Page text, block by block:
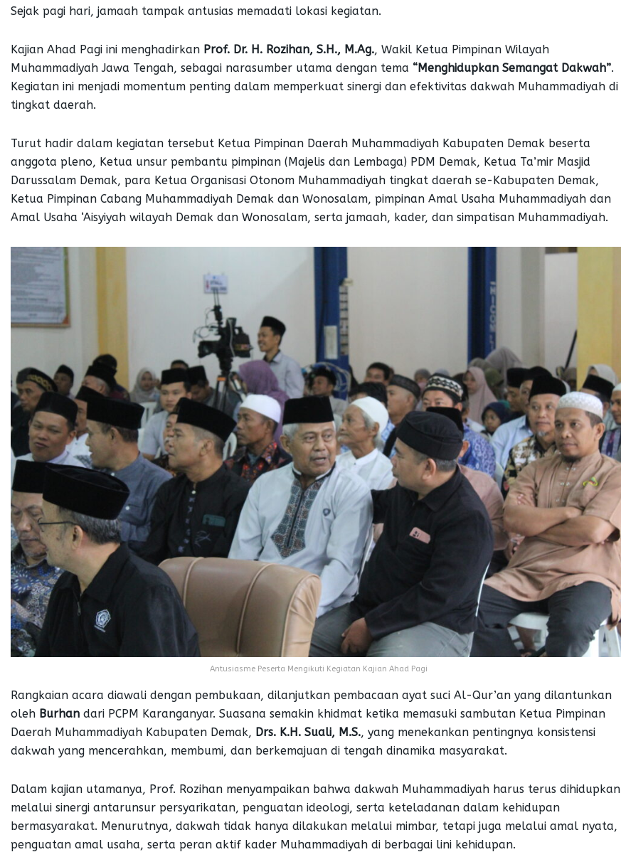
Sejak pagi hari, jamaah tampak antusias memadati lokasi kegiatan.
Kajian Ahad Pagi ini menghadirkan Prof. Dr. H. Rozihan, S.H., M.Ag., Wakil Ketua Pimpinan Wilayah
Muhammadiyah Jawa Tengah, sebagai narasumber utama dengan tema “Menghidupkan Semangat Dakwah”.
Kegiatan ini menjadi momentum penting dalam memperkuat sinergi dan efektivitas dakwah Muhammadiyah di
tingkat daerah.
Turut hadir dalam kegiatan tersebut Ketua Pimpinan Daerah Muhammadiyah Kabupaten Demak beserta
anggota pleno, Ketua unsur pembantu pimpinan (Majelis dan Lembaga) PDM Demak, Ketua Ta’mir Masjid
Darussalam Demak, para Ketua Organisasi Otonom Muhammadiyah tingkat daerah se-Kabupaten Demak,
Ketua Pimpinan Cabang Muhammadiyah Demak dan Wonosalam, pimpinan Amal Usaha Muhammadiyah dan
Amal Usaha ‘Aisyiyah wilayah Demak dan Wonosalam, serta jamaah, kader, dan simpatisan Muhammadiyah.
Antusiasme Peserta Mengikuti Kegiatan Kajian Ahad Pagi
Rangkaian acara diawali dengan pembukaan, dilanjutkan pembacaan ayat suci Al-Qur’an yang dilantunkan
oleh Burhan dari PCPM Karanganyar. Suasana semakin khidmat ketika memasuki sambutan Ketua Pimpinan
Daerah Muhammadiyah Kabupaten Demak, Drs. K.H. Suali, M.S., yang menekankan pentingnya konsistensi
dakwah yang mencerahkan, membumi, dan berkemajuan di tengah dinamika masyarakat.
Dalam kajian utamanya, Prof. Rozihan menyampaikan bahwa dakwah Muhammadiyah harus terus dihidupkan
melalui sinergi antarunsur persyarikatan, penguatan ideologi, serta keteladanan dalam kehidupan
bermasyarakat. Menurutnya, dakwah tidak hanya dilakukan melalui mimbar, tetapi juga melalui amal nyata,
penguatan amal usaha, serta peran aktif kader Muhammadiyah di berbagai lini kehidupan.